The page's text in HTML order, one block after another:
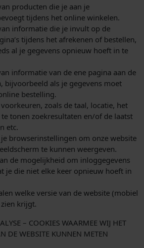
producten die je aan je
tijdens het online winkelen.
informatie die je invult op de
tijdens het afrekenen of bestellen,
al je gegevens opnieuw hoeft in te
informatie van de ene pagina aan de
bijvoorbeeld als je gegevens moet
bestelling.
zoals de taal, locatie, het
tonen zoekresultaten en/of de laatst
etc.
browserinstellingen om onze website
te kunnen weergeven.
de mogelijkheid om inloggegevens
je die niet elke keer opnieuw hoeft in
welke versie van de website (mobiel
krijgt.
– COOKIES WAARMEE WIJ HET
DE WEBSITE KUNNEN METEN